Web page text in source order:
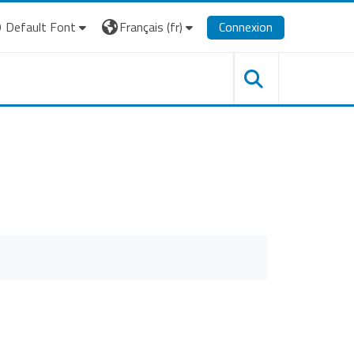
Default Font
Français ‎(fr)‎ Connexion